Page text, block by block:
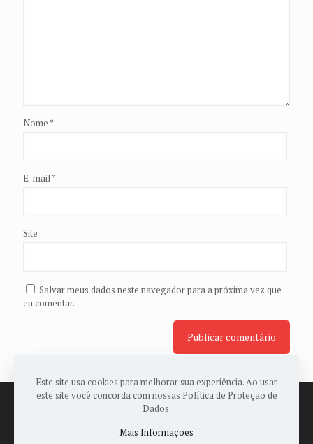
Nome *
E-mail*
Site
Salvar meus dados neste navegador para a próxima vez que
eu comentar.
© 2022 Todos os Direitos Reservados a ASSOPAES -
Este site usa cookies para melhorar sua experiência. Ao usar
este site você concorda com nossas Política de Proteção de
Dados.
Mais Informações